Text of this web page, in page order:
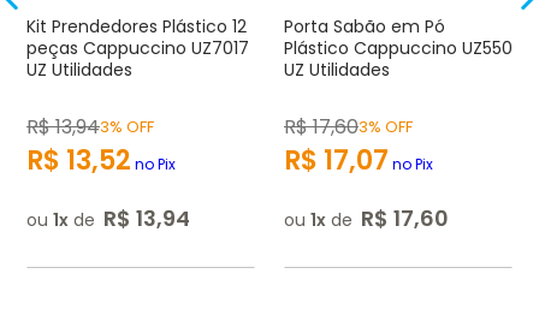
Endereço de e-mail
Escrever avaliação
Kit Prendedores Plástico 12
peças Cappuccino UZ7017
UZ Utilidades
R$13,943% OFF
R$ 13,52 no Pix
ou 1 de R$ 13,94
Porta Sabão em Pó
Plástico Cappuccino UZ550
UZ Utilidades
R$17,603% OFF
R$ 17,07 no Pix
ou 1 de R$ 17,60